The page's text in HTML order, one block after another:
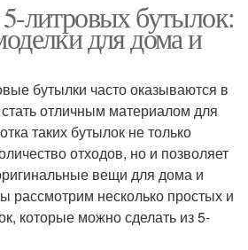
литровых бутылок:
для дома и
бутылки часто оказываются в
отличным материалом для
таких бутылок не только
отходов, но и позволяет
вещи для дома и
рассмотрим несколько простых и
которые можно сделать из 5-